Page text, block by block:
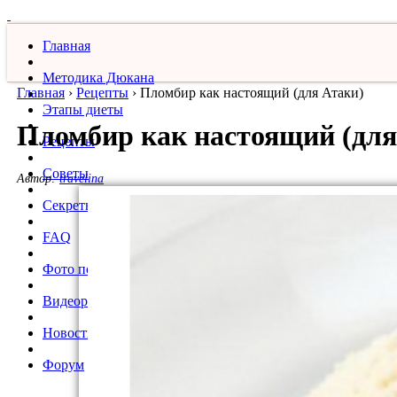
Главная
Методика Дюкана
Этапы диеты
Рецепты
Советы
Секреты
FAQ
Фото похудевших
Видеорецепты
Новости
Форум
Главная › Рецепты › Пломбир как настоящий (для Атаки)
Пломбир как настоящий
Автор:travelina